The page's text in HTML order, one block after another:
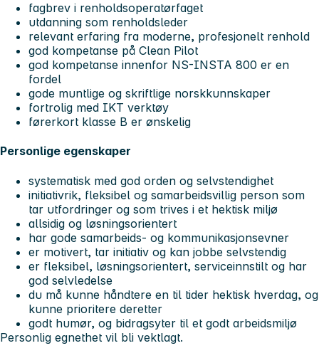
fagbrev i renholdsoperatørfaget
utdanning som renholdsleder
relevant erfaring fra moderne, profesjonelt renhold
god kompetanse på Clean Pilot
god kompetanse innenfor NS-INSTA 800 er en
fordel
gode muntlige og skriftlige norskkunnskaper
fortrolig med IKT verktøy
førerkort klasse B er ønskelig
Personlige egenskaper
systematisk med god orden og selvstendighet
initiativrik, fleksibel og samarbeidsvillig person som
tar utfordringer og som trives i et hektisk miljø
allsidig og løsningsorientert
har gode samarbeids- og kommunikasjonsevner
er motivert, tar initiativ og kan jobbe selvstendig
er fleksibel, løsningsorientert, serviceinnstilt og har
god selvledelse
du må kunne håndtere en til tider hektisk hverdag, og
kunne prioritere deretter
godt humør, og bidragsyter til et godt arbeidsmiljø
Personlig egnethet vil bli vektlagt.